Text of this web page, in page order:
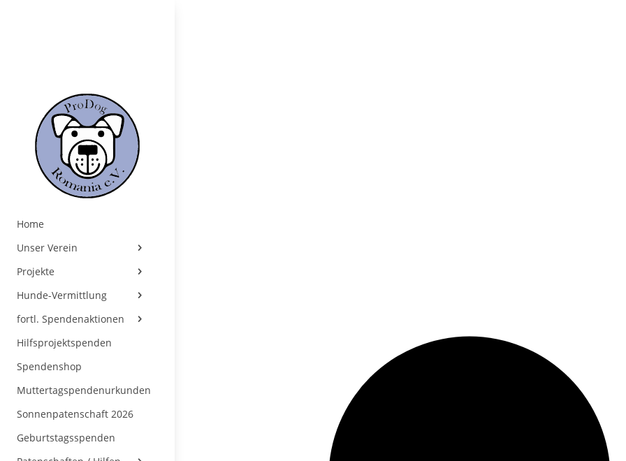
Home
Unser Verein
Projekte
Hunde-Vermittlung
fortl. Spendenaktionen
Hilfsprojektspenden
Spendenshop
Muttertagspendenurkunden
Sonnenpatenschaft 2026
Geburtstagsspenden